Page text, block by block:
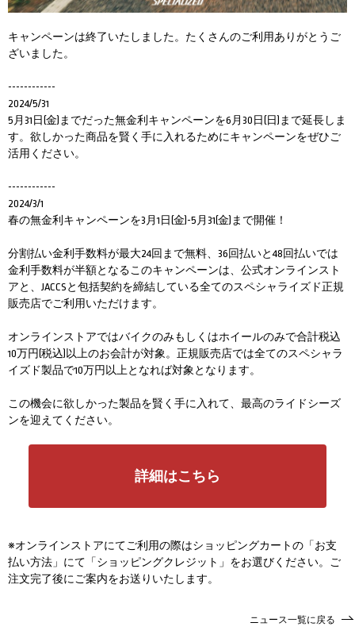
キャンペーンは終了いたしました。たくさんのご利用ありがとうご
ざいました。
------------
2024/5/31
5月31日(金)までだった無金利キャンペーンを6月30日(日)まで延長しま
す。欲しかった商品を賢く手に入れるためにキャンペーンをぜひご
活用ください。
------------
2024/3/1
春の無金利キャンペーンを3月1日(金)-5月31(金)まで開催！
分割払い金利手数料が最大24回まで無料、36回払いと48回払いでは
金利手数料が半額となるこのキャンペーンは、公式オンラインスト
アと、JACCSと包括契約を締結している全てのスペシャライズド正規
販売店でご利用いただけます。
オンラインストアではバイクのみもしくはホイールのみで合計税込
10万円(税込)以上のお会計が対象。正規販売店では全てのスペシャラ
イズド製品で10万円以上となれば対象となります。
この機会に欲しかった製品を賢く手に入れて、最高のライドシーズ
ンを迎えてください。
詳細はこちら
※オンラインストアにてご利用の際はショッピングカートの「お支
払い方法」にて「ショッピングクレジット」をお選びください。ご
注文完了後にご案内をお送りいたします。
ニュース一覧に戻る